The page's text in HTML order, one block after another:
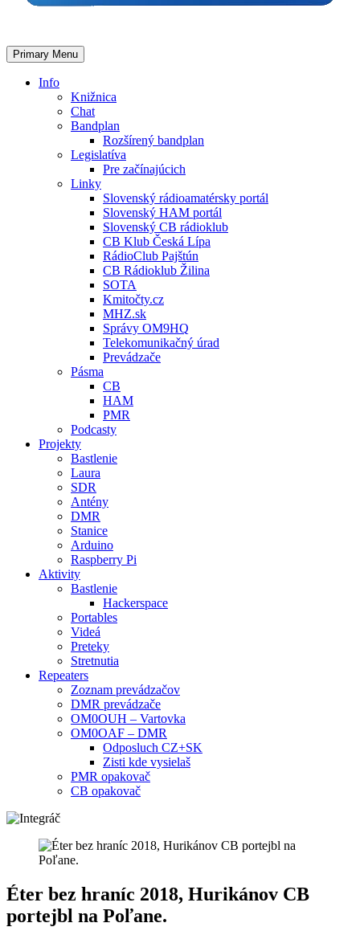
Primary Menu
Info
Knižnica
Chat
Bandplan
Rozšírený bandplan
Legislatíva
Pre začínajúcich
Linky
Slovenský rádioamatérsky portál
Slovenský HAM portál
Slovenský CB rádioklub
CB Klub Česká Lípa
RádioClub Pajštún
CB Rádioklub Žilina
SOTA
Kmitočty.cz
MHZ.sk
Správy OM9HQ
Telekomunikačný úrad
Prevádzače
Pásma
CB
HAM
PMR
Podcasty
Projekty
Bastlenie
Laura
SDR
Antény
DMR
Stanice
Arduino
Raspberry Pi
Aktivity
Bastlenie
Hackerspace
Portables
Videá
Preteky
Stretnutia
Repeaters
Zoznam prevádzačov
DMR prevádzače
OM0OUH – Vartovka
OM0OAF – DMR
Odposluch CZ+SK
Zisti kde vysielaš
PMR opakovač
CB opakovač
Éter bez hraníc 2018, Hurikánov CB
portejbl na Poľane.